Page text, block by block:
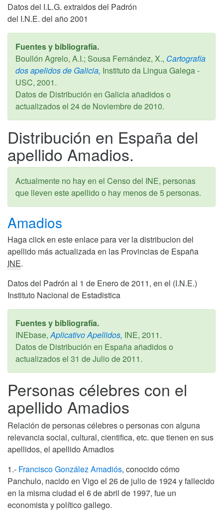
Datos del I.L.G. extraidos del Padrón
del I.N.E. del año 2001
Fuentes y bibliografía.
Boullón Agrelo, A.I.; Sousa Fernández, X., Cartografía
dos apelidos de Galicia, Instituto da Lingua Galega -
USC, 2001.
Datos de Distribución en Galicia añadidos o
actualizados el 24 de Noviembre de 2010.
Distribución en España del
apellido Amadios.
Actualmente no hay en el Censo del INE, personas
que lleven este apellido o hay menos de 5 personas.
Amadios
Haga click en este enlace para ver la distribucion del
apellido más actualizada en las Provincias de España
INE.
Datos del Padrón al 1 de Enero de 2011, en el (I.N.E.)
Instituto Nacional de Estadistica
Fuentes y bibliografía.
INEbase,Aplicativo Apellidos, INE, 2011.
Datos de Distribución en España añadidos o
actualizados el 31 de Julio de 2011.
Personas célebres con el
apellido Amadios
Relación de personas célebres o personas con alguna
relevancia social, cultural, cientifica, etc. que tienen en sus
apellidos, el apellido Amadios
1.- Francisco González Amadiós, conocido cómo
Panchulo, nacido en Vigo el 26 de julio de 1924 y fallecido
en la misma ciudad el 6 de abril de 1997, fue un
economista y político gallego.